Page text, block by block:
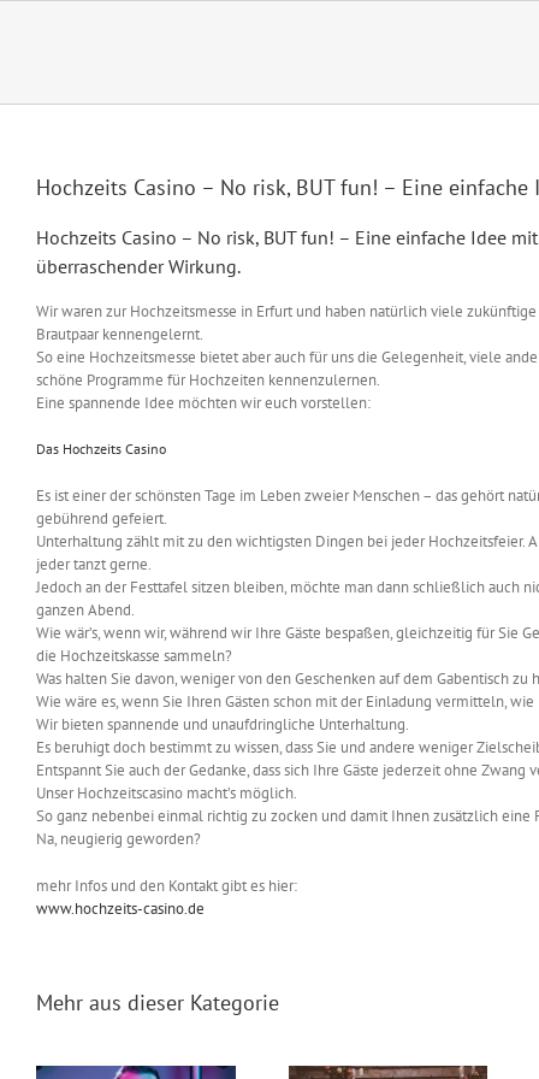
Hochzeits Casino – No risk, BUT fun! – Eine
Hochzeits Casino – No risk, BUT fun! – Eine einfache Idee mit
überraschender Wirkung.
Wir waren zur Hochzeitsmesse in Erfurt und haben natürlich viele zukünftige
Brautpaar kennengelernt.
So eine Hochzeitsmesse bietet aber auch für uns die Gelegenheit, viele
schöne Programme für Hochzeiten kennenzulernen.
Eine spannende Idee möchten wir euch vorstellen:
Das Hochzeits Casino
Es ist einer der schönsten Tage im Leben zweier Menschen – das gehört
gebührend gefeiert.
Unterhaltung zählt mit zu den wichtigsten Dingen bei jeder Hochzeitsfeier.
jeder tanzt gerne.
Jedoch an der Festtafel sitzen bleiben, möchte man dann schließlich auch
ganzen Abend.
Wie wär’s, wenn wir, während wir Ihre Gäste bespaßen, gleichzeitig für Sie
die Hochzeitskasse sammeln?
Was halten Sie davon, weniger von den Geschenken auf dem Gabentisch zu
Wie wäre es, wenn Sie Ihren Gästen schon mit der Einladung vermitteln,
Wir bieten spannende und unaufdringliche Unterhaltung.
Es beruhigt doch bestimmt zu wissen, dass Sie und andere weniger
Entspannt Sie auch der Gedanke, dass sich Ihre Gäste jederzeit ohne Zwang
Unser Hochzeitscasino macht’s möglich.
So ganz nebenbei einmal richtig zu zocken und damit Ihnen zusätzlich
Na, neugierig geworden?
mehr Infos und den Kontakt gibt es hier:
www.hochzeits-casino.de
Mehr aus dieser Kategorie